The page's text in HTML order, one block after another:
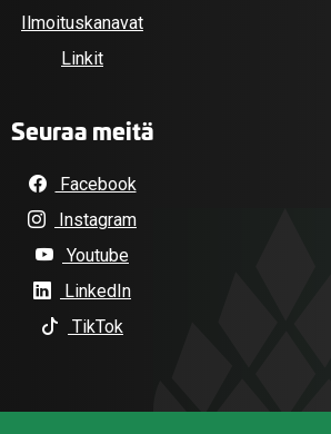
Ilmoituskanavat
Linkit
Seuraa meitä
Facebook
Instagram
Youtube
LinkedIn
TikTok